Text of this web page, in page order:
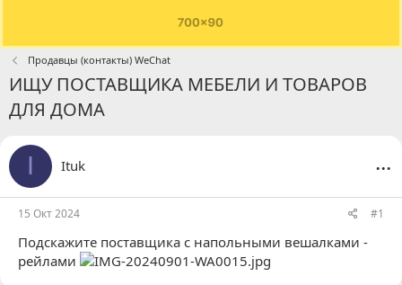
Продавцы (контакты) WeChat
ИЩУ ПОСТАВЩИКА МЕБЕЛИ И ТОВАРОВ
ДЛЯ ДОМА
I Ituk ...
15 Окт 2024 #1
Подскажите поставщика с напольными вешалками -
рейлами